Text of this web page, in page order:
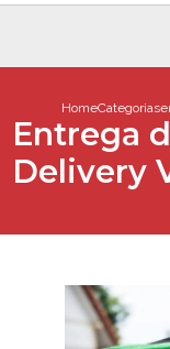
HomeCategorias
Entrega
Delivery